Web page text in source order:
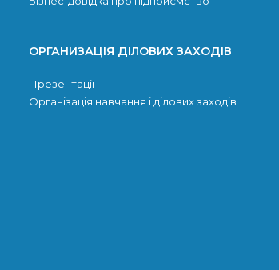
ОРГАНИЗАЦІЯ ДІЛОВИХ ЗАХОДІВ
Презентації
Організація навчання і ділових заходів